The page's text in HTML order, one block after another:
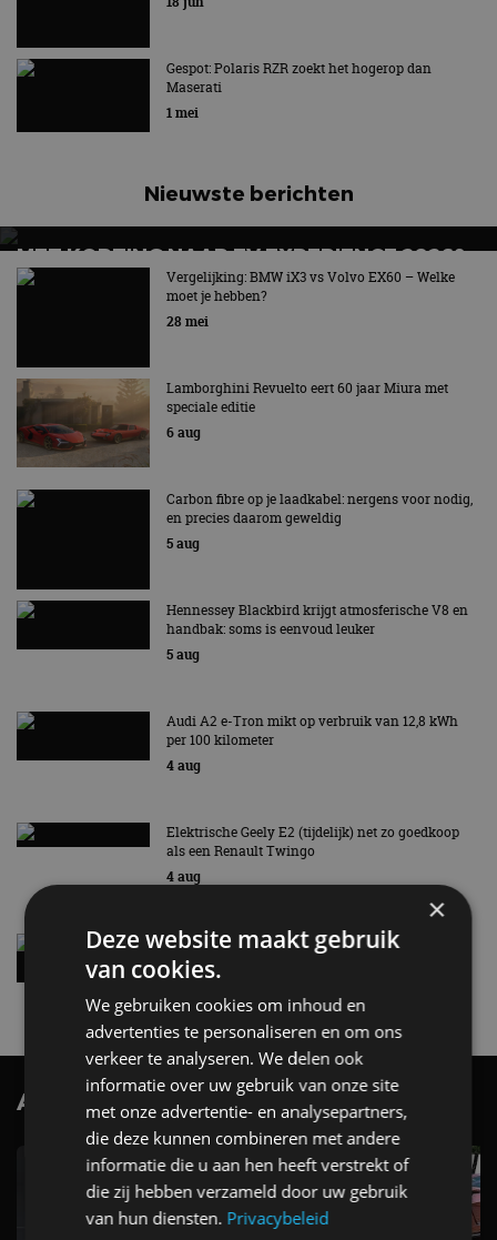
Gespot: Polaris RZR zoekt het hogerop dan
Maserati
1 mei
Nieuwste berichten
MET KORTING NAAR EV EXPERIENCE 2026?
AUTORAI REGELT HET!
EV Experience 2026 van 24 tot 26 september
Vergelijking: BMW iX3 vs Volvo EX60 – Welke
moet je hebben?
28 mei
Lamborghini Revuelto eert 60 jaar Miura met
speciale editie
6 aug
Carbon fibre op je laadkabel: nergens voor nodig,
en precies daarom geweldig
5 aug
Hennessey Blackbird krijgt atmosferische V8 en
handbak: soms is eenvoud leuker
5 aug
Audi A2 e-Tron mikt op verbruik van 12,8 kWh
per 100 kilometer
4 aug
Elektrische Geely E2 (tijdelijk) net zo goedkoop
als een Renault Twingo
4 aug
Vernieuwde Hyundai Ioniq 6 rijdt tot 680
kilometer en wordt goedkoper
AutoRAI.nl TV SUBSCRIBE
×
Deze website maakt gebruik
van cookies.
We gebruiken cookies om inhoud en
advertenties te personaliseren en om ons
verkeer te analyseren. We delen ook
informatie over uw gebruik van onze site
met onze advertentie- en analysepartners,
die deze kunnen combineren met andere
informatie die u aan hen heeft verstrekt of
die zij hebben verzameld door uw gebruik
van hun diensten. Privacybeleid